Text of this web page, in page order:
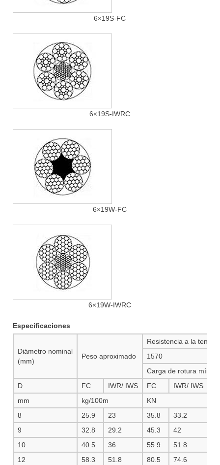
6×19S-FC
6×19S-IWRC
6×19W-FC
6×19W-IWRC
Especificaciones
Diámetro nominal
(mm)
Peso aproximado
Resistencia a la
1570
Carga de rotura
D
FC IWR/ IWS FC IWR/ IWS
mm
kg/100m
KN
8
25.9 23 35.8 33.2
9
32.8 29.2 45.3 42
10
40.5 36 55.9 51.8
12
58.3 51.8 80.5 74.6